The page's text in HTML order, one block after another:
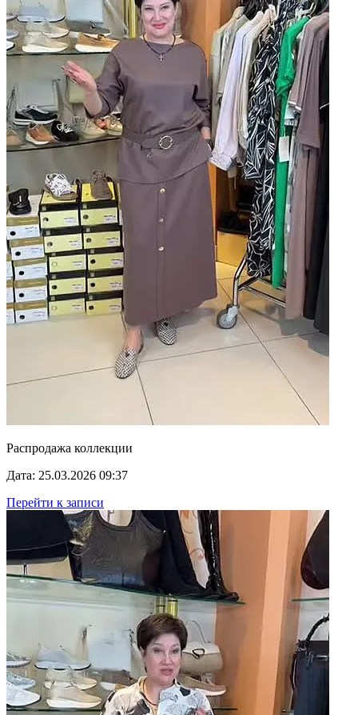
Распродажа коллекции
Дата: 25.03.2026 09:37
Перейти к записи